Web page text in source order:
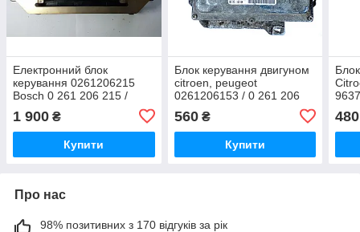
Електронний блок
керування 0261206215
Bosch 0 261 206 215 /
9632691480 / 96 326 914
80
1 900 ₴
Купити
Блок керування двигуном
citroen, peugeot
0261206153 / 0 261 206
560₴
Купити
480
Про нас
98% позитивних з 170 відгуків за рік